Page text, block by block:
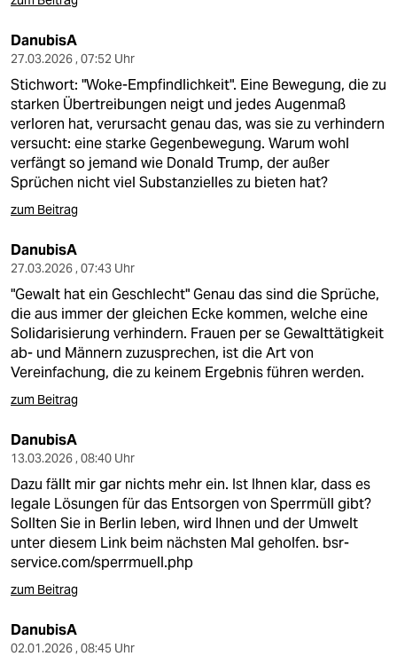
DanubisA
27.03.2026 , 07:52 Uhr
Stichwort: "Woke-Empfindlichkeit". Eine Bewegung, die zu
starken Übertreibungen neigt und jedes Augenmaß
verloren hat, verursacht genau das, was sie zu verhindern
versucht: eine starke Gegenbewegung. Warum wohl
verfängt so jemand wie Donald Trump, der außer
Sprüchen nicht viel Substanzielles zu bieten hat?
zum Beitrag
DanubisA
27.03.2026 , 07:43 Uhr
"Gewalt hat ein Geschlecht" Genau das sind die Sprüche,
die aus immer der gleichen Ecke kommen, welche eine
Solidarisierung verhindern. Frauen per se Gewalttätigkeit
ab- und Männern zuzusprechen, ist die Art von
Vereinfachung, die zu keinem Ergebnis führen werden.
zum Beitrag
DanubisA
13.03.2026 , 08:40 Uhr
Dazu fällt mir gar nichts mehr ein. Ist Ihnen klar, dass es
legale Lösungen für das Entsorgen von Sperrmüll gibt?
Sollten Sie in Berlin leben, wird Ihnen und der Umwelt
unter diesem Link beim nächsten Mal geholfen. bsr-
service.com/sperrmuell.php
zum Beitrag
DanubisA
02.01.2026 , 08:45 Uhr